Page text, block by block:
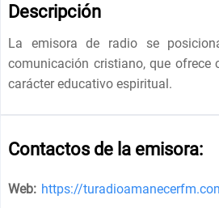
Descripción
La emisora ​​de radio se
comunicación cristiano, que ofrece
carácter educativo espiritual.
Contactos de la emisora:
Web: https://